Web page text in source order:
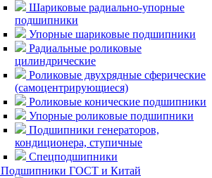
Шариковые радиально-упорные
подшипники
Упорные шариковые подшипники
Радиальные роликовые
цилиндрические
Роликовые двухрядные сферические
(самоцентрирующиеся)
Роликовые конические подшипники
Упорные роликовые подшипники
Подшипники генераторов,
кондиционера, ступичные
Спецподшипники
Подшипники ГОСТ и Китай